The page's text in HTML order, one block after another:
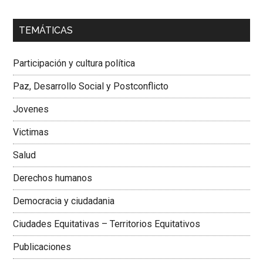
00:00 01:04
Dra. Carolina Corcho Mejía,Presidenta Corporación
Colombiana
TEMÁTICAS
Participación y cultura política
Paz, Desarrollo Social y Postconflicto
Jovenes
Victimas
Salud
Derechos humanos
Democracia y ciudadania
Ciudades Equitativas – Territorios Equitativos
Publicaciones